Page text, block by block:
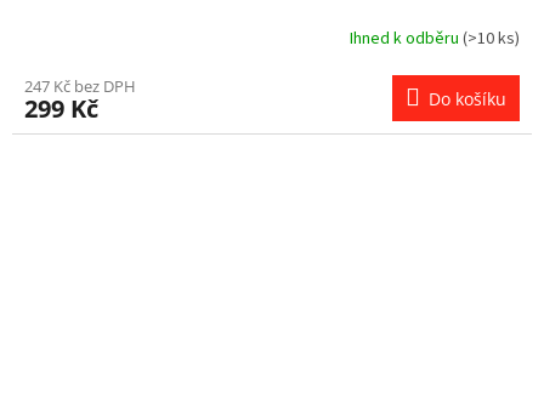
Ihned k odběru (>10 ks)
247 Kč bez DPH
299 Kč Do košíku